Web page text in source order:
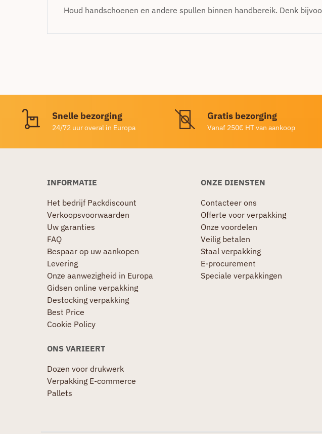
Houd handschoenen en andere spullen binnen handbereik. Denk
Snelle bezorging
24/72 uur overal in Europa
Gratis bezorging
Vanaf 250€ HT van aankoop
INFORMATIE
Het bedrijf Packdiscount
Verkoopsvoorwaarden
Uw garanties
FAQ
Bespaar op uw aankopen
Levering
Onze aanwezigheid in Europa
Gidsen online verpakking
Destocking verpakking
Best Price
Cookie Policy
ONZE DIENSTEN
Contacteer ons
Offerte voor verpakking
Onze voordelen
Veilig betalen
Staal verpakking
E-procurement
Speciale verpakkingen
ONS VARIEERT
Dozen voor drukwerk
Verpakking E-commerce
Pallets